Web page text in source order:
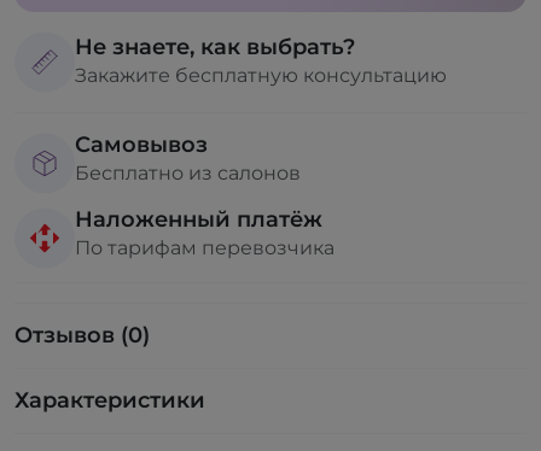
Не знаете, как выбрать?
Закажите бесплатную консультацию
Самовывоз
Бесплатно из салонов
Наложенный платёж
По тарифам перевозчика
Отзывов (0)
Характеристики